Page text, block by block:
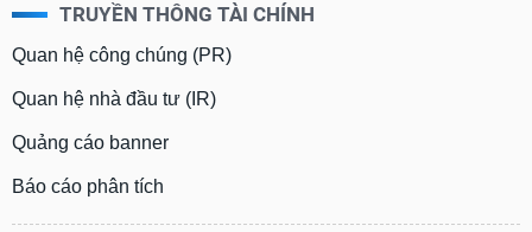
TRUYỀN THÔNG TÀI CHÍNH
Quan hệ công chúng (PR)
Quan hệ nhà đầu tư (IR)
Quảng cáo banner
Báo cáo phân tích